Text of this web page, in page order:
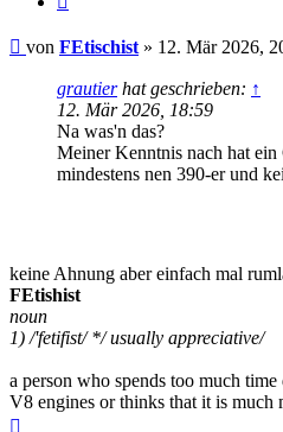
Beitrag
von FEtischist » 12. Mär 2026,
grautierhat geschrieben: ↑
12. Mär 2026, 18:59
Na was'n das?
Meiner Kenntnis nach hat ein
mindestens nen 390-er und
keine Ahnung aber einfach mal
FEtishist
noun
1) /'fetifist/ */ usually appreciative/
a person who spends too much
V8 engines or thinks that it is much